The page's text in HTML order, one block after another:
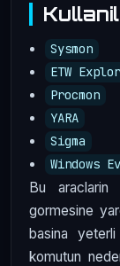
Sysmon
ETW
Procmon
YARA
Sigma
Windows
Bu araclarin
gormesine
basina
komutun